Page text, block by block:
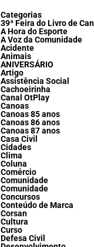
Categorias
39ª Feira do Livro de
A Hora do Esporte
A Voz da Comunidade
Acidente
Animais
ANIVERSÁRIO
Artigo
Assistência Social
Cachoeirinha
Canal OtPlay
Canoas
Canoas 85 anos
Canoas 86 anos
Canoas 87 anos
Casa Civil
Cidades
Clima
Coluna
Comércio
Comunidade
Comunidade
Concursos
Conteúdo de Marca
Corsan
Cultura
Curso
Defesa Civil